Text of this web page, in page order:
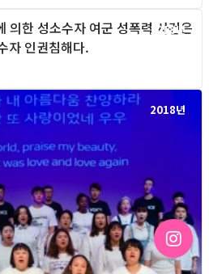
2018년
한 성소수자 여군 성폭력 사건은
자 인권침해다.
2018년